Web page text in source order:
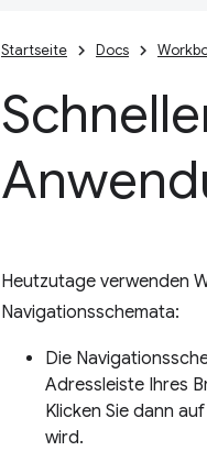
Startseite Docs
Heutzutage verwenden
Navigationsschemata:
Die
Adressleiste Ihres
Klicken Sie dann
wird.